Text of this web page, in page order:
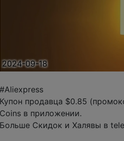
2024-09-18
#Aliexpress
Купон продавца $0.85
Coins в приложении.
Больше Скидок и Халявы в